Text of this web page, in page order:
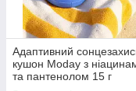
Адаптивний
кушон Moday з
та пантенолом 15 г